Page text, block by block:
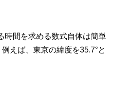
時間を求める数式自体は簡単
えば、東京の緯度を35.7°と